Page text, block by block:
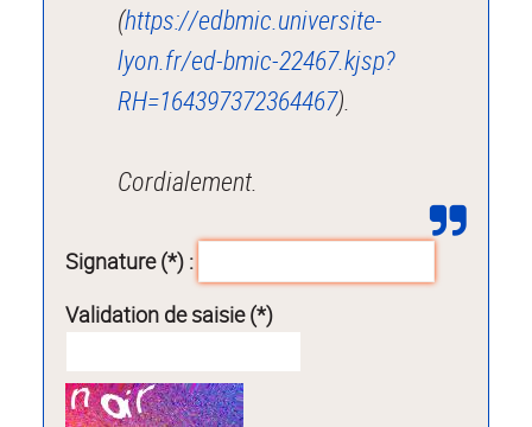
(https://edbmic.universite-
lyon.fr/ed-bmic-22467.kjsp?
RH=164397372364467).
Cordialement.
Signature (*) :
Validation de saisie (*)